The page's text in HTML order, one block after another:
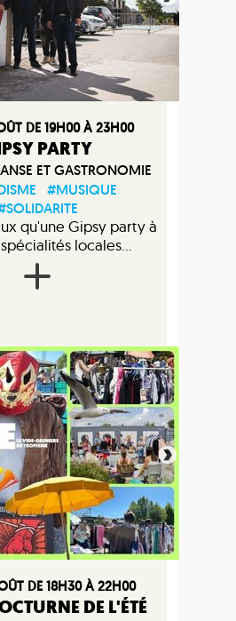
DE 19H00 À 23H00
PARTY
ET GASTRONOMIE
#MUSIQUE
qu'une Gipsy party à
locales...
DE 18H30 À 22H00
DE L'ÉTÉ